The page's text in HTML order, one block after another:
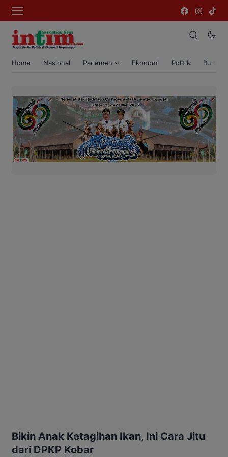
Home Nasional Parlemen Ekonomi Politik Bumi
Bikin Anak Ketagihan Ikan, Ini Cara Jitu
dari DPKP Kobar